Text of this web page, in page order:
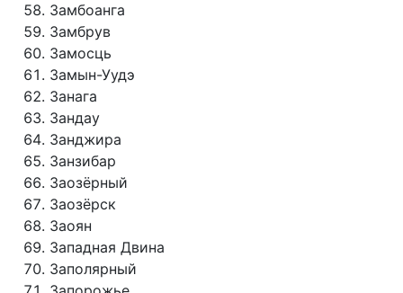
Замбоанга
Замбрув
Замосць
Замын-Уудэ
Занага
Зандау
Занджира
Занзибар
Заозёрный
Заозёрск
Заоян
Западная Двина
Заполярный